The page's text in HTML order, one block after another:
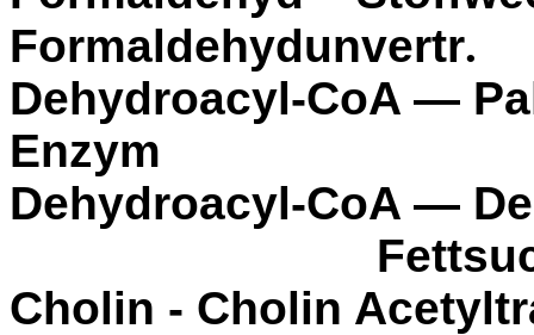
Formaldehydunvertr.
Dehydroacyl-CoA —
Enzym
Dehydroacyl-CoA
Cholin - Cholin